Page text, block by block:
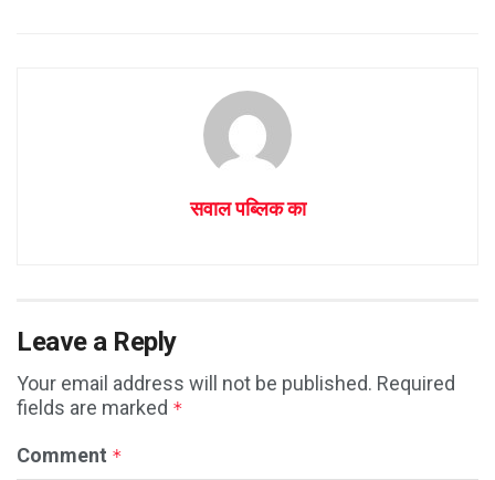
सवाल पब्लिक का
Leave a Reply
Your email address will not be published. Required
fields are marked *
Comment *